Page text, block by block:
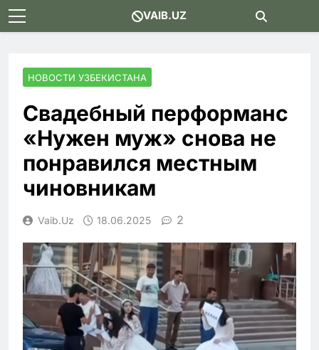
Skip
to
VAIB.UZ
НОВОСТИ УЗБЕКИСТАНА
Свадебный перформанс
«Нужен муж» снова не
понравился местным
чиновникам
Vaib.uz 18.06.2025 2